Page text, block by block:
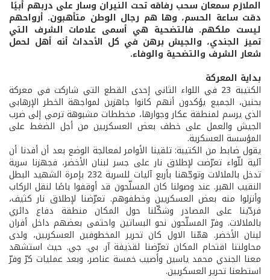
الملازم سمعان سحب رفاقه تحت النيران وسار على دربهم أبيًا
دقت ساعة الحسم، وها هم رجال الوطن متأهبون. أرواحهم
ليست ملكهم. فالتضحية هي أسمى علامات الشرف التي
تميز الجندي، والجيش برهن في كل الأحداث أنه أهل لحمل
شعار الشرف والتضحية والوفاء.
بداية المعركة
الكتيبة 23 في اللواء الثاني إحدى القطع التي شاركت في معركة
بحنين، الجميع يؤكدون أنهم كانوا جاهزين لمواجهة الخطر الإرهابي
الذي يرسم لمنطقة عكار وجوارها، مخططات مشبوهة ترمي إلى ضرب
الجيش والعمل على خطف بعض العسكريين من أجل الضغط على
المؤسسة العسكرية.
يقول ضابط من الكتيبة: تلقينا الأوامر لمعالجة الوضع بعد أن أفدنا أن
آلية للّواء تعرّضت لإطلاق نار على جسر لبنان الأخضر، فجهزنا سرية
تدخل بالملالات وتوجّهنا بأربع آليات للسرية 232 بإمرة الشهيد البطل
النقيب الهبر. عند وصولنا كان المسلّحون قد أوقفوا باصًا لنقل الركاب
وأنزلوا منه بعض العسكريين وخطفوهم. تعرّضنا لإطلاق نار كثيف،
فردّينا على المصادر وشكّلنا حول المكان منطقة دفاع دائري
بالملالات. وفرّ المسلّحون نحو البساتين واحتمى بعضهم داخل أفران
لبنان الأخضر. همّنا الاول كان تحرير المخطوفين العسكريين، ولدى
محاولتنا اقتحام المكان تعرّضنا لقذيفة آر. بي. جي. حيث استشهد
معنا الجندي محمد ياسين وأصيب خمسة عناصر، وبعد عمليات كرّ وفرّ
استطعنا تحرير العسكريين.